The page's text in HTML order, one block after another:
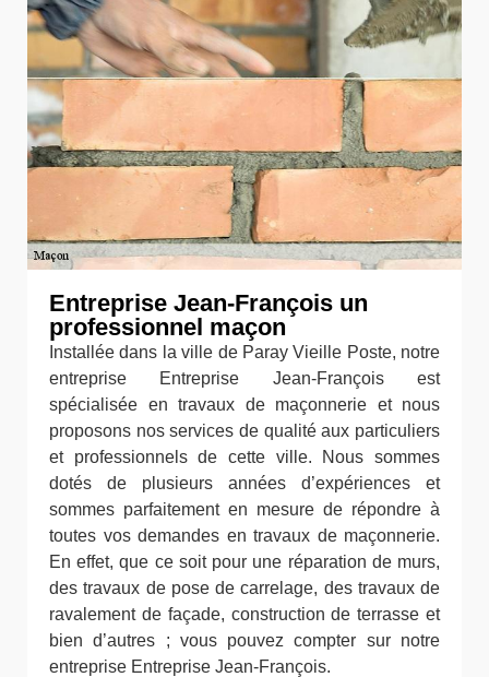
Entreprise Jean-François un
professionnel maçon
Installée dans la ville de Paray Vieille Poste, notre
entreprise Entreprise Jean-François est
spécialisée en travaux de maçonnerie et nous
proposons nos services de qualité aux particuliers
et professionnels de cette ville. Nous sommes
dotés de plusieurs années d’expériences et
sommes parfaitement en mesure de répondre à
toutes vos demandes en travaux de maçonnerie.
En effet, que ce soit pour une réparation de murs,
des travaux de pose de carrelage, des travaux de
ravalement de façade, construction de terrasse et
bien d’autres ; vous pouvez compter sur notre
entreprise Entreprise Jean-François.